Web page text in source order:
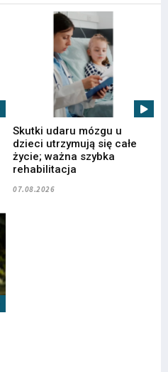
Skutki udaru mózgu u
dzieci utrzymują się całe
życie; ważna szybka
rehabilitacja
07.08.2026